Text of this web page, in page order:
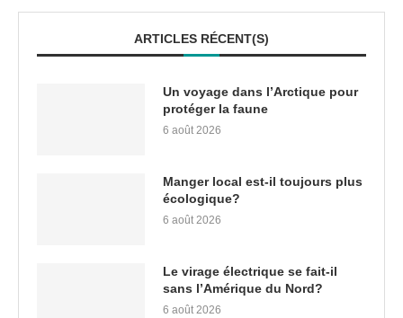
ARTICLES RÉCENT(S)
Un voyage dans l’Arctique pour
protéger la faune
6 août 2026
Manger local est-il toujours plus
écologique?
6 août 2026
Le virage électrique se fait-il
sans l’Amérique du Nord?
6 août 2026